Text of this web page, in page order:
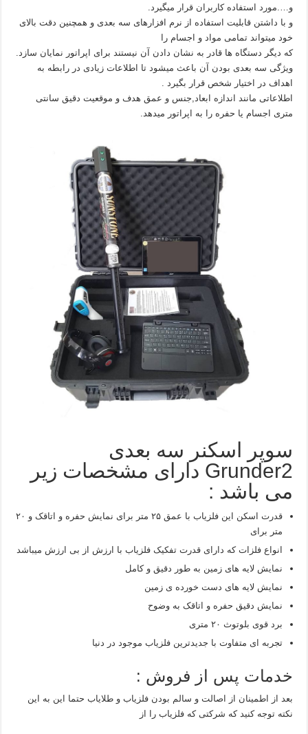
و….مورد استفاده کاربران قرار میگیرد.
و با داشتن قابلیت استفاده از نرم افزارهای سه بعدی و همچنین دقت بالای
خود میتواند تمامی مواد و اجسام را
که دیگر دستگاه ها قادر به نشان دادن آن نیستند برای اپراتور نمایان سازد.
ویژگی سه بعدی بودن آن باعث میشود تا اطلاعات زیادی در رابطه به
اهداف در اختیار شخص قرار بگیرد .
اطلاعاتی مانند اندازه ابعاد,جنس و عمق هدف و موقعیت دقیق سانتی
متری اجسام یا حفره را به اپراتور میدهد.
سوپر اسکنر سه بعدی
Grunder2 دارای مشخصات زیر
می باشد :
قدرت اسکن این فلزیاب با عمق ۲۵ متر برای نمایش حفره و اتاقک و ۲۰
متر برای
انواع فلزات که دارای قدرت تفکیک فلزیاب با ارزش از بی ارزش میباشد
نمایش لایه های زمین به طور دقیق و کامل
نمایش لایه های دست خورده ی زمین
نمایش دقیق حفره و اتاقک به وضوح
برد قوی بلوتوث ۲۰ متری
تجربه ای متفاوت با جدیدترین فلزیاب موجود در دنیا
خدمات پس از فروش :
بعد از اطمینان از اصالت و سالم بودن فلزیاب و طلایاب حتما این به این
نکته توجه کنید که شرکتی که فلزیاب را از